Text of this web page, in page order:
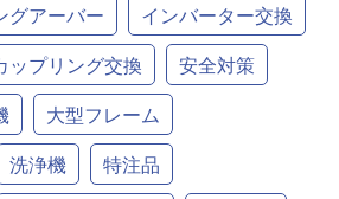
グアーバー
インバーター交換
ップリング交換
安全対策
大型フレーム
洗浄機
特注品